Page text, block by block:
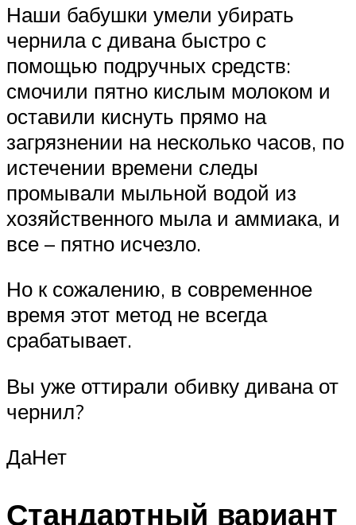
Наши бабушки умели убирать
чернила с дивана быстро с
помощью подручных средств:
смочили пятно кислым молоком и
оставили киснуть прямо на
загрязнении на несколько часов, по
истечении времени следы
промывали мыльной водой из
хозяйственного мыла и аммиака, и
все – пятно исчезло.
Но к сожалению, в современное
время этот метод не всегда
срабатывает.
Вы уже оттирали обивку дивана от
чернил?
ДаНет
Стандартный вариант